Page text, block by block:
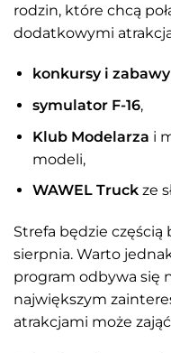
rodzin, które chcą
dodatkowymi
konkursy i zabawy
symulator F-16,
Klub Modelarza i
modeli,
WAWEL Truckze
Strefa będzie częścią
sierpnia. Warto
program odbywa się
największym
atrakcjami może